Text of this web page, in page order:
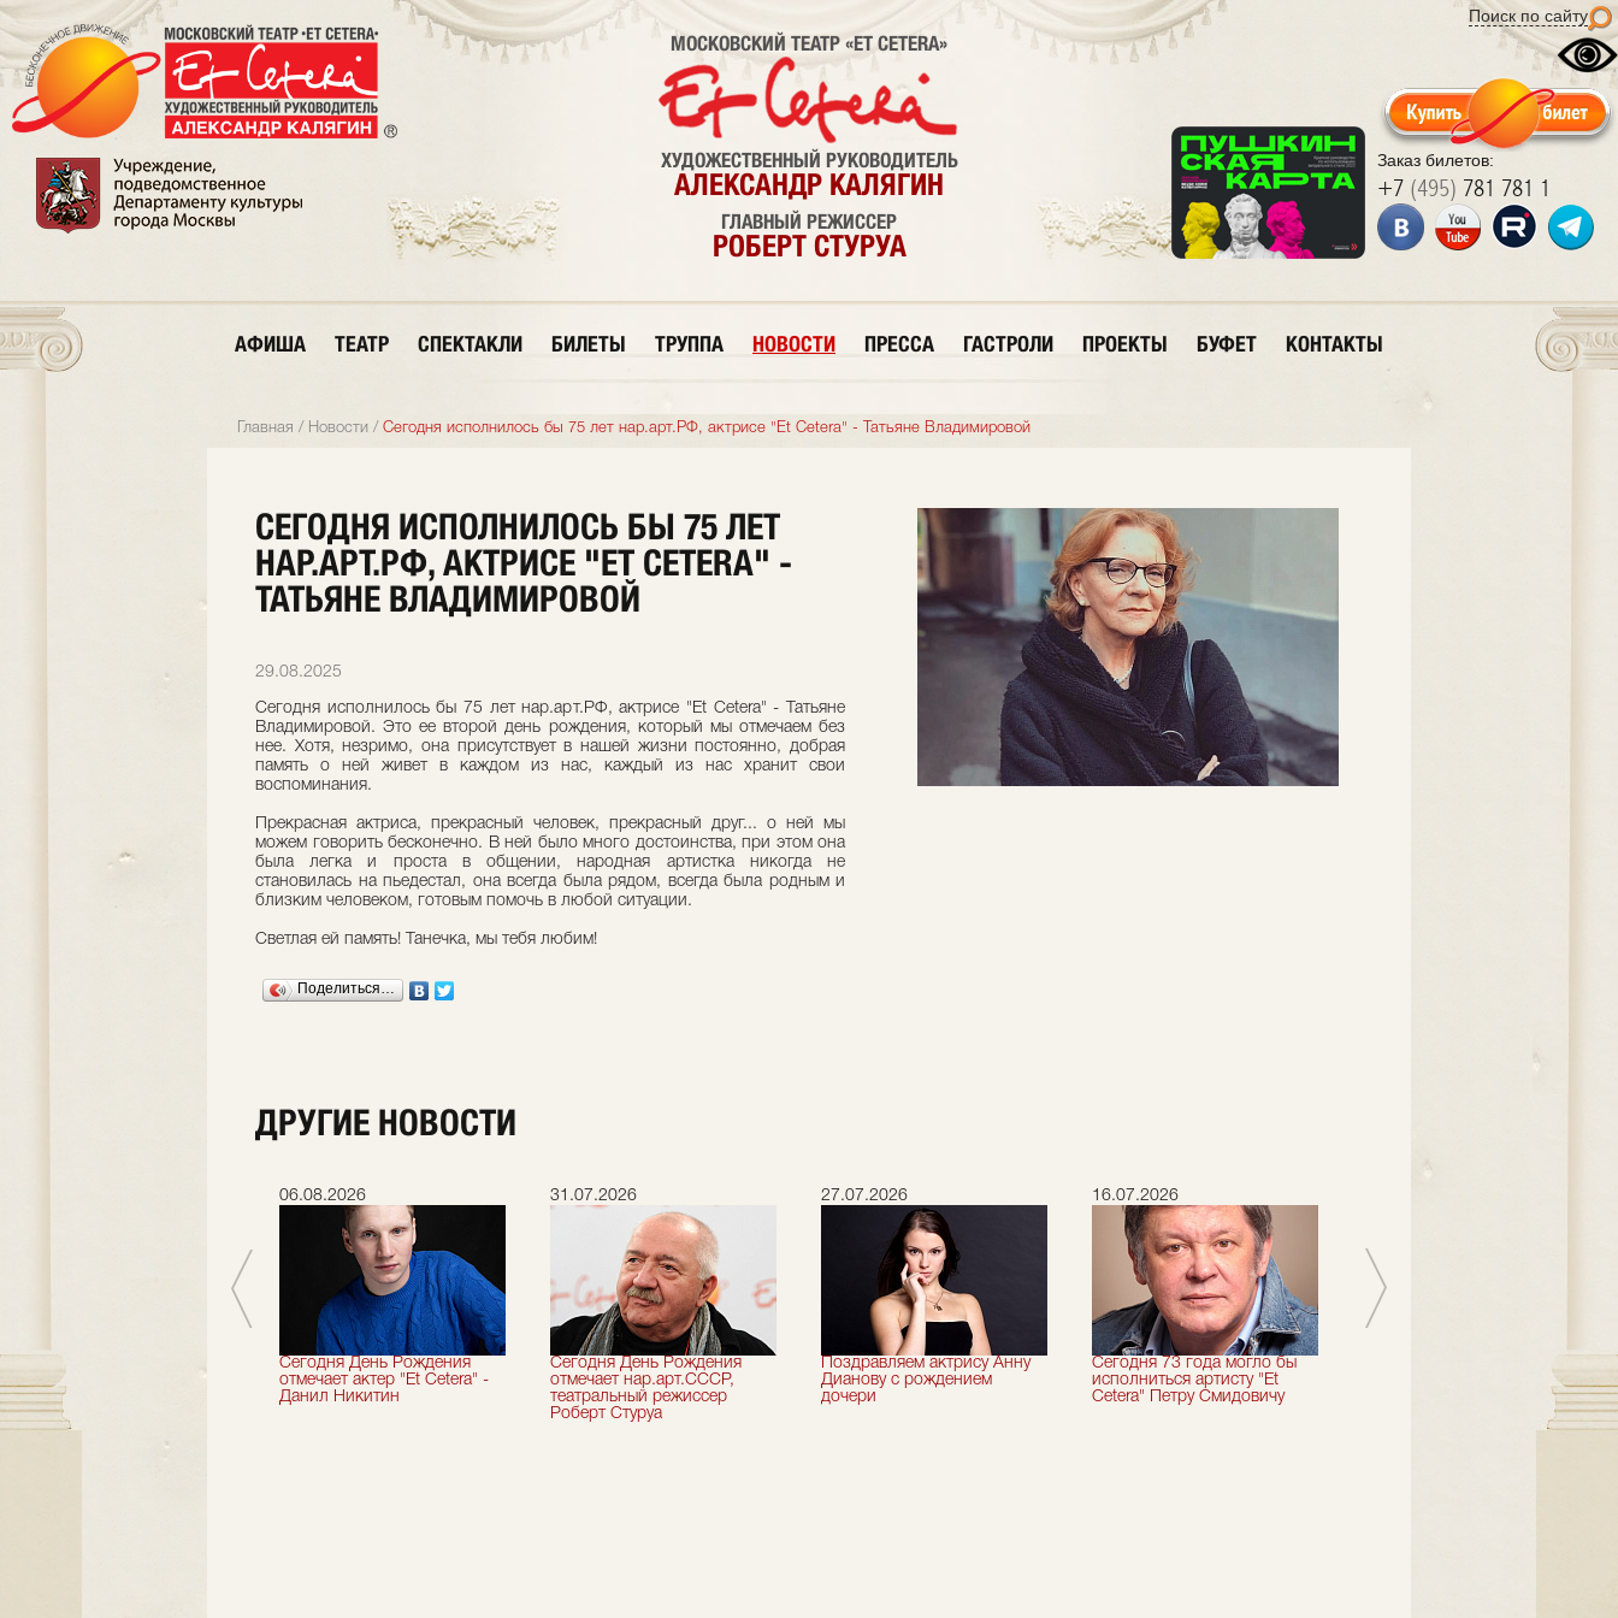
Поиск по сайту
Заказ билетов:
+7 (495) 781 781 1
МОСКОВСКИЙ ТЕАТР «ET CETERA»
ХУДОЖЕСТВЕННЫЙ РУКОВОДИТЕЛЬ
АЛЕКСАНДР КАЛЯГИН
ГЛАВНЫЙ РЕЖИССЕР
РОБЕРТ СТУРУА
АФИША ТЕАТР СПЕКТАКЛИ БИЛЕТЫ ТРУППА НОВОСТИ ПРЕССА ГАСТРОЛИ ПРОЕКТЫ БУФЕТ КОНТАКТЫ
Главная / Новости / Сегодня исполнилось бы 75 лет нар.арт.РФ, актрисе "Et Cetera" - Татьяне Владимировой
СЕГОДНЯ ИСПОЛНИЛОСЬ БЫ 75 ЛЕТ
НАР.АРТ.РФ, АКТРИСЕ "ET CETERA" -
ТАТЬЯНЕ ВЛАДИМИРОВОЙ
29.08.2025
Сегодня исполнилось бы 75 лет нар.арт.РФ, актрисе "Et Cetera" - Татьяне
Владимировой. Это ее второй день рождения, который мы отмечаем без
нее. Хотя, незримо, она присутствует в нашей жизни постоянно, добрая
память о ней живет в каждом из нас, каждый из нас хранит свои
воспоминания.
Прекрасная актриса, прекрасный человек, прекрасный друг... о ней мы
можем говорить бесконечно. В ней было много достоинства, при этом она
была легка и проста в общении, народная артистка никогда не
становилась на пьедестал, она всегда была рядом, всегда была родным и
близким человеком, готовым помочь в любой ситуации.
Светлая ей память! Танечка, мы тебя любим!
Поделиться…
ДРУГИЕ НОВОСТИ
театральный сезон!
06.08.2026
Сегодня День Рождения
отмечает актер "Et Cetera" -
Данил Никитин
31.07.2026
Сегодня День Рождения
отмечает нар.арт.СССР,
театральный режиссер
Роберт Стуруа
27.07.2026
Поздравляем актрису Анну
Дианову с рождением
дочери
16.07.2026
Сегодня 73 года могло бы
исполниться артисту "Et
Cetera" Петру Смидовичу
отмечает актер "Et Cetera" -